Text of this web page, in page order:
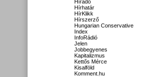
Híradó
Hírhatár
HírKlikk
Hírszerző
Hungarian Conservative
Index
InfoRádió
Jelen
Jobbegyenes
Kapitalizmus
Kettős Mérce
Kisalföld
Komment.hu